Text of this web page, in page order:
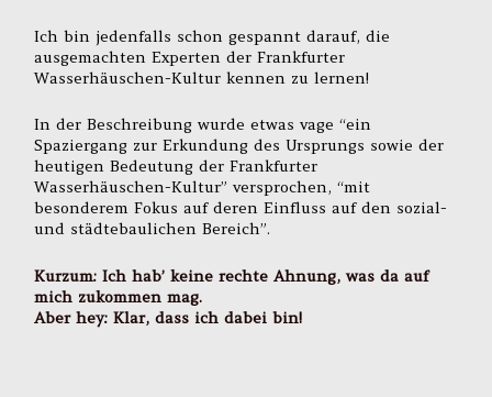
Ich bin jedenfalls schon gespannt darauf, die
ausgemachten Experten der Frankfurter
Wasserhäuschen-Kultur kennen zu lernen!
In der Beschreibung wurde etwas vage “ein
Spaziergang zur Erkundung des Ursprungs sowie der
heutigen Bedeutung der Frankfurter
Wasserhäuschen-Kultur” versprochen, “mit
besonderem Fokus auf deren Einfluss auf den sozial-
und städtebaulichen Bereich”.
Kurzum: Ich hab’ keine rechte Ahnung, was da auf
mich zukommen mag.
Aber hey: Klar, dass ich dabei bin!